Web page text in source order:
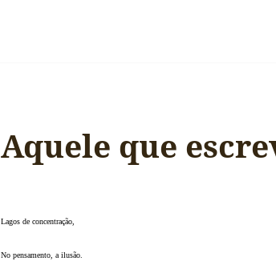
Aquele que
Lagos de concentração,
No pensamento, a ilusão.